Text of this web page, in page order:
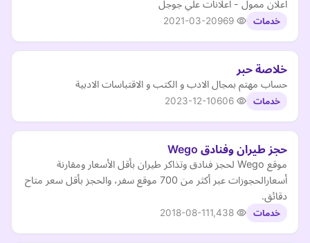
اعلان ممول - اعلانات علي جوجل
خدمات 2021-03-20
خلاصة حبر
حساب مهتم بمجال الادب و الكتب و الاقتباسات الادبية
خدمات 2023-12-10
حجز طيران وفنادق Wego
موقع Wego لحجز فنادق وتذاكر طيران بأقل الأسعار ومقارنة
أسعارالحجوزات عبر أكثر من 700 موقع سفر، والحجز بأقل سعر متاح
دقائق.
خدمات 2018-08-11